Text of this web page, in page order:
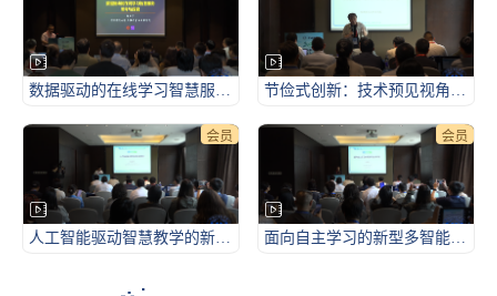
数据驱动的在线学习智慧服务：思考与探索-2026CCF未来计算机教育峰会（FCES 2026） 节俭式创新：技术预见视角下的AI通识课程开发框架-2026CCF未来计算机教育峰会（FCES 2026）
会员
人工智能驱动智慧教学的新图景-2026CCF未来计算机教育峰会（FCES 2026）
会员
面向自主学习的新型多智能体课堂-2026CCF未来计算机教育峰会（FCES 2026）